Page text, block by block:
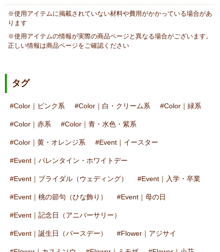
※使用アイテムに掲載されていない材料や費用がかかっている場合があ
ります
※使用アイテムの情報が実際の商品ページと異なる場合がございます。
正しい情報は商品ページをご確認ください
タグ
Color｜ピンク系 Color｜白・クリーム系 Color｜緑系
Color｜赤系 Color｜青・水色・紫系
Color｜黄・オレンジ系 Event｜イースター
Event｜バレンタイン・ホワイトデー
Event｜ブライダル（ウェディング） Event｜入学・卒業
Event｜桃の節句（ひな飾り） Event｜母の日
Event｜記念日（アニバーサリー）
Event｜誕生日（バースデー） Flower｜アジサイ